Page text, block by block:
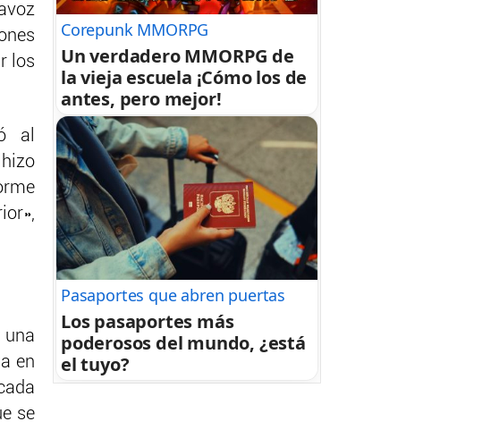
los
al
una
en
se
Corepunk MMORPG
Un verdadero MMORPG de
la vieja escuela ¡Cómo los de
antes, pero mejor!
Pasaportes que abren puertas
Los pasaportes más
poderosos del mundo, ¿está
el tuyo?